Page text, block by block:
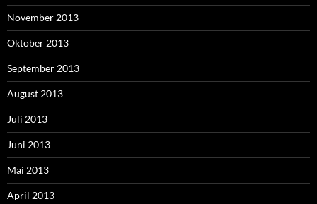
November 2013
Oktober 2013
September 2013
August 2013
Juli 2013
Juni 2013
Mai 2013
April 2013